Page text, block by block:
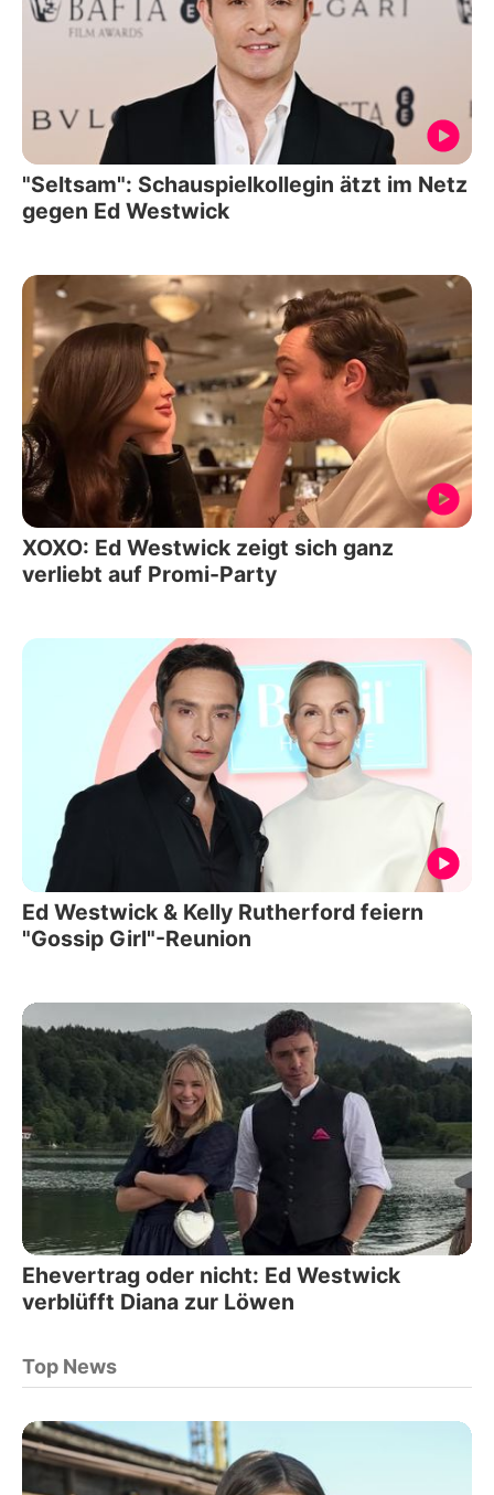
"Seltsam": Schauspielkollegin ätzt im Netz
gegen Ed Westwick
XOXO: Ed Westwick zeigt sich ganz
verliebt auf Promi-Party
Ed Westwick & Kelly Rutherford feiern
"Gossip Girl"-Reunion
Ehevertrag oder nicht: Ed Westwick
verblüfft Diana zur Löwen
Top News